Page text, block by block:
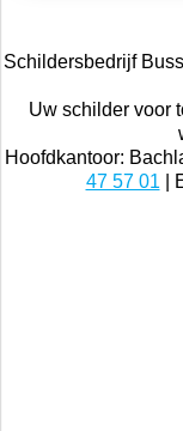
Schildersbedrijf
Uw schilder voor
Hoofdkantoor:
47 57 01 |